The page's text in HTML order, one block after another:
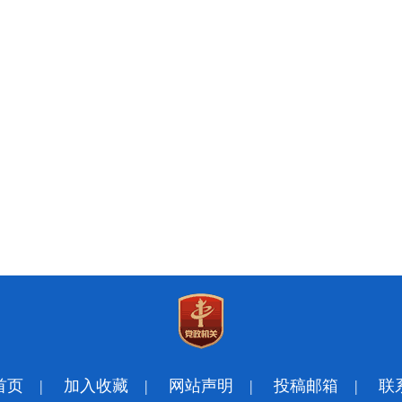
页 | 加入收藏 | 网站声明 | 投稿邮箱 | 联